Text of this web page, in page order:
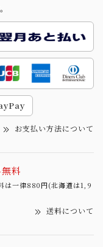
お支払い方法について
料
は一律880円(北海道は1,9
送料について